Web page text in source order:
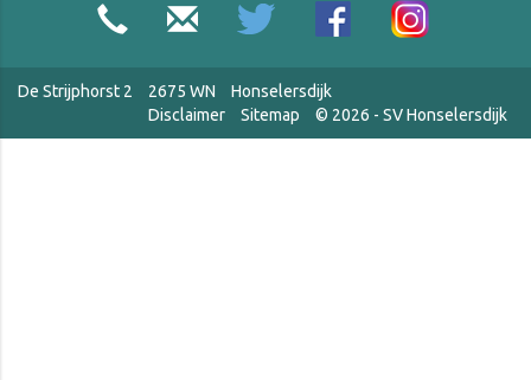
De Strijphorst 2 2675 WN
Honselersdijk
Disclaimer
Sitemap © 2026 - SV Honselersdijk